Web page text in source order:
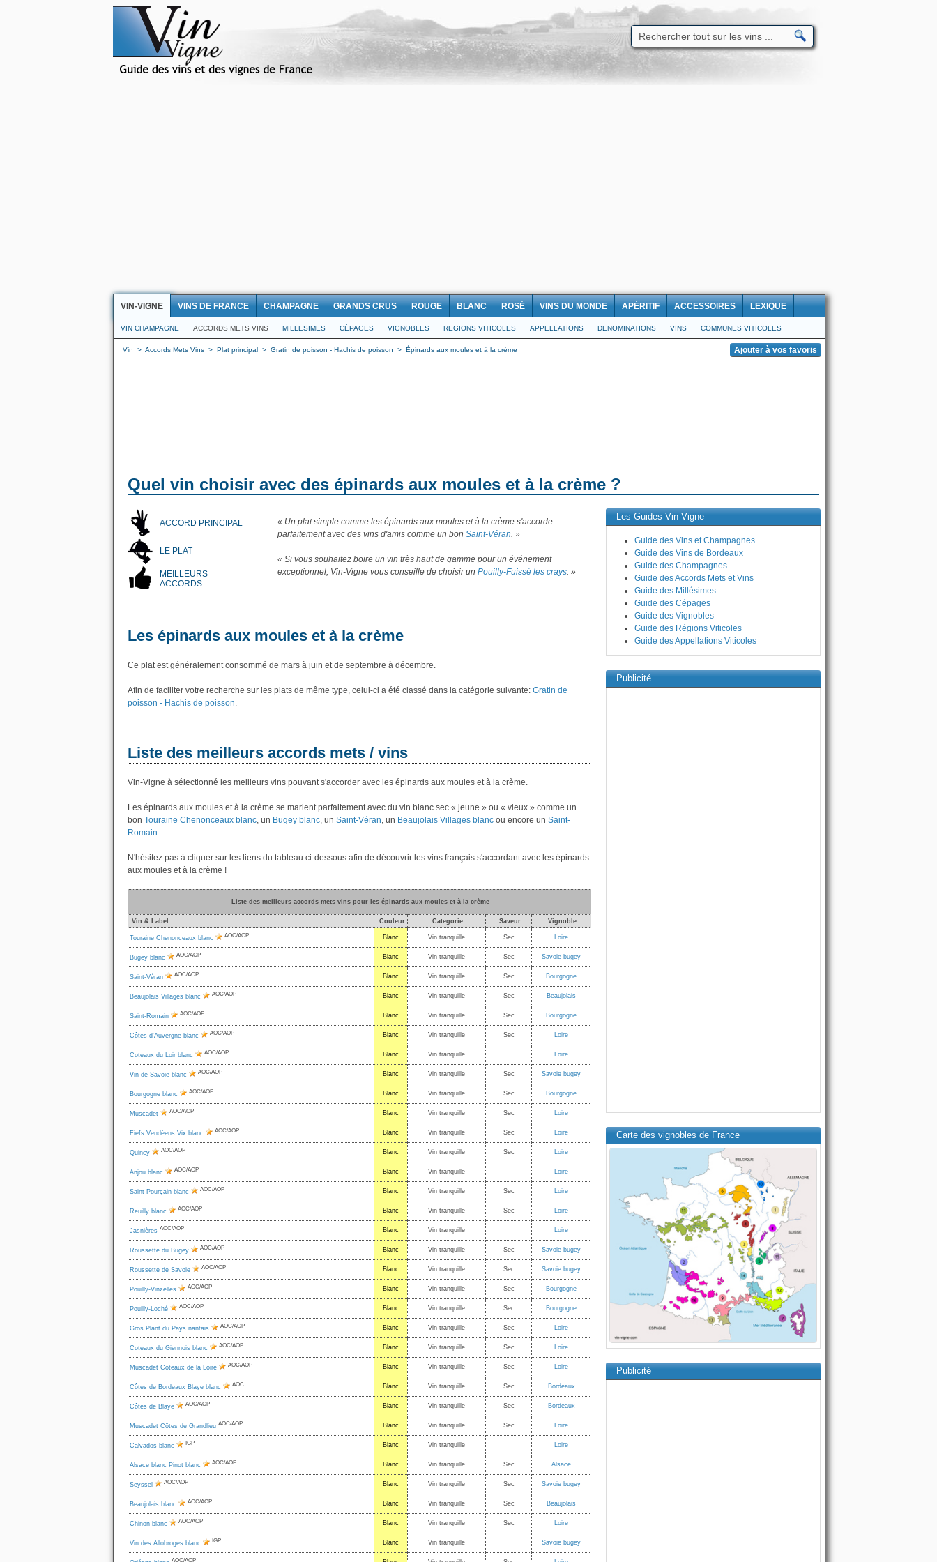
VIN-VIGNE VINS DE FRANCE CHAMPAGNE GRANDS CRUS ROUGE BLANC ROSÉ VINS DU MONDE APÉRITIF ACCESSOIRES LEXIQUE
VIN CHAMPAGNE ACCORDS METS VINS MILLESIMES CÉPAGES VIGNOBLES REGIONS VITICOLES APPELLATIONS DENOMINATIONS VINS COMMUNES VITICOLES
Vin > Accords Mets Vins > Plat principal > Gratin de poisson - Hachis de poisson > Épinards aux moules et à la crème
Quel vin choisir avec des épinards aux moules et à la crème ?
ACCORD PRINCIPAL
LE PLAT
MEILLEURS
ACCORDS
« Un plat simple comme les épinards aux moules et à la crème s'accorde
parfaitement avec des vins d'amis comme un bon Saint-Véran. »
« Si vous souhaitez boire un vin très haut de gamme pour un événement
exceptionnel, Vin-Vigne vous conseille de choisir un Pouilly-Fuissé les crays. »
Les épinards aux moules et à la crème
Ce plat est généralement consommé de mars à juin et de septembre à décembre.
Afin de faciliter votre recherche sur les plats de même type, celui-ci a été classé dans la catégorie suivante: Gratin de
poisson - Hachis de poisson.
Liste des meilleurs accords mets / vins
Vin-Vigne à sélectionné les meilleurs vins pouvant s'accorder avec les épinards aux moules et à la crème.
Les épinards aux moules et à la crème se marient parfaitement avec du vin blanc sec « jeune » ou « vieux » comme un
bon Touraine Chenonceaux blanc, un Bugey blanc, un Saint-Véran, un Beaujolais Villages blanc ou encore un Saint-
Romain.
N'hésitez pas à cliquer sur les liens du tableau ci-dessous afin de découvrir les vins français s'accordant avec les épinards
aux moules et à la crème !
Liste des meilleurs accords mets vins pour les épinards aux moules et à la crème
Vin & Label Couleur Categorie Saveur Vignoble
Touraine Chenonceaux blanc AOC/AOP Blanc Vin tranquille Sec Loire
Bugey blanc AOC/AOP Blanc Vin tranquille Sec Savoie bugey
Saint-Véran AOC/AOP Blanc Vin tranquille Sec Bourgogne
Beaujolais Villages blanc AOC/AOP Blanc Vin tranquille Sec Beaujolais
Saint-Romain AOC/AOP Blanc Vin tranquille Sec Bourgogne
Côtes d'Auvergne blanc AOC/AOP Blanc Vin tranquille Sec Loire
Coteaux du Loir blanc AOC/AOP Blanc Vin tranquille Loire
Vin de Savoie blanc AOC/AOP Blanc Vin tranquille Sec Savoie bugey
Bourgogne blanc AOC/AOP Blanc Vin tranquille Sec Bourgogne
Muscadet AOC/AOP Blanc Vin tranquille Sec Loire
Fiefs Vendéens Vix blanc AOC/AOP Blanc Vin tranquille Sec Loire
Quincy AOC/AOP Blanc Vin tranquille Sec Loire
Anjou blanc AOC/AOP Blanc Vin tranquille Loire
Saint-Pourçain blanc AOC/AOP Blanc Vin tranquille Sec Loire
Reuilly blanc AOC/AOP Blanc Vin tranquille Sec Loire
Jasnières AOC/AOP Blanc Vin tranquille Loire
Roussette du Bugey AOC/AOP Blanc Vin tranquille Sec Savoie bugey
Roussette de Savoie AOC/AOP Blanc Vin tranquille Sec Savoie bugey
Pouilly-Vinzelles AOC/AOP Blanc Vin tranquille Sec Bourgogne
Pouilly-Loché AOC/AOP Blanc Vin tranquille Sec Bourgogne
Gros Plant du Pays nantais AOC/AOP Blanc Vin tranquille Sec Loire
Coteaux du Giennois blanc AOC/AOP Blanc Vin tranquille Sec Loire
Muscadet Coteaux de la Loire AOC/AOP Blanc Vin tranquille Sec Loire
Côtes de Bordeaux Blaye blanc AOC Blanc Vin tranquille Sec Bordeaux
Côtes de Blaye AOC/AOP Blanc Vin tranquille Sec Bordeaux
Muscadet Côtes de Grandlieu AOC/AOP Blanc Vin tranquille Sec Loire
Calvados blanc IGP Blanc Vin tranquille Loire
Alsace blanc Pinot blanc AOC/AOP Blanc Vin tranquille Sec Alsace
Seyssel AOC/AOP Blanc Vin tranquille Sec Savoie bugey
Beaujolais blanc AOC/AOP Blanc Vin tranquille Sec Beaujolais
Chinon blanc AOC/AOP Blanc Vin tranquille Sec Loire
Vin des Allobroges blanc IGP Blanc Vin tranquille Savoie bugey
AOC/AOP
Les Guides Vin-Vigne
Guide des Vins et Champagnes
Guide des Vins de Bordeaux
Guide des Champagnes
Guide des Accords Mets et Vins
Guide des Millésimes
Guide des Cépages
Guide des Vignobles
Guide des Régions Viticoles
Guide des Appellations Viticoles
Publicité
Carte des vignobles de France
Publicité